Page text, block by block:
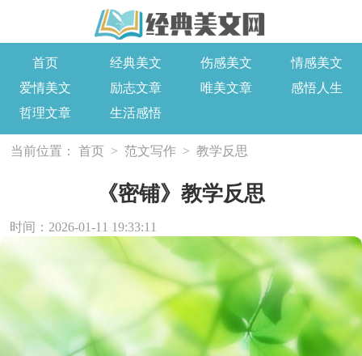
首页 经典美文 伤感美文
情感美文
爱情美文
励志文章 唯美文章
感悟人生
哲理文章
生活感悟
当前位置： 首页 > 范文写作 > 教学反思
《密铺》教学反思
时间：2026-01-11 19:33:11